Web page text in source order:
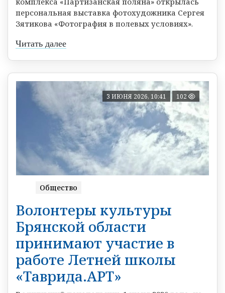
персональная выставка фотохудожника Сергея
Зятикова «Фотография в полевых условиях».
Читать далее
3 ИЮНЯ 2026, 10:41 102
Общество
Волонтеры культуры
Брянской области
принимают участие в
работе Летней школы
«Таврида.АРТ»